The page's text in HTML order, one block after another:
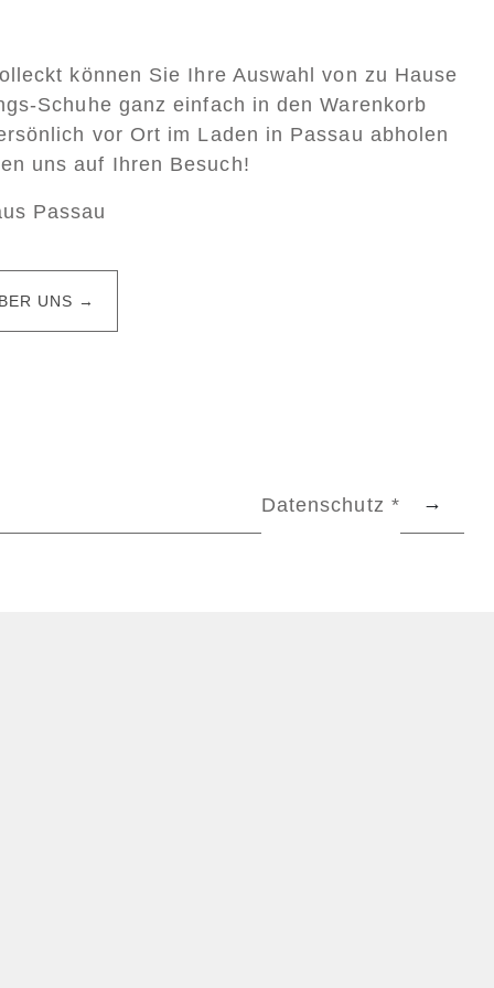
können Sie Ihre Auswahl von zu Hause
Schuhe ganz einfach in den Warenkorb
vor Ort im Laden in Passau abholen
uns auf Ihren Besuch!
Passau
UNS →
Datenschutz *